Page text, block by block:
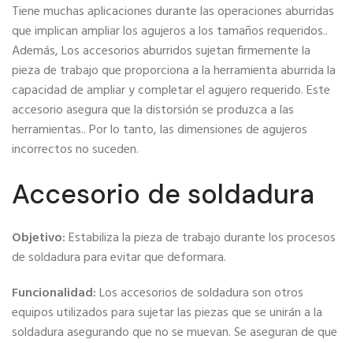
Tiene muchas aplicaciones durante las operaciones aburridas
que implican ampliar los agujeros a los tamaños requeridos..
Además, Los accesorios aburridos sujetan firmemente la
pieza de trabajo que proporciona a la herramienta aburrida la
capacidad de ampliar y completar el agujero requerido. Este
accesorio asegura que la distorsión se produzca a las
herramientas.. Por lo tanto, las dimensiones de agujeros
incorrectos no suceden.
Accesorio de soldadura
Objetivo:Estabiliza la pieza de trabajo durante los procesos
de soldadura para evitar que deformara.
Funcionalidad:Los accesorios de soldadura son otros
equipos utilizados para sujetar las piezas que se unirán a la
soldadura asegurando que no se muevan. Se aseguran de que